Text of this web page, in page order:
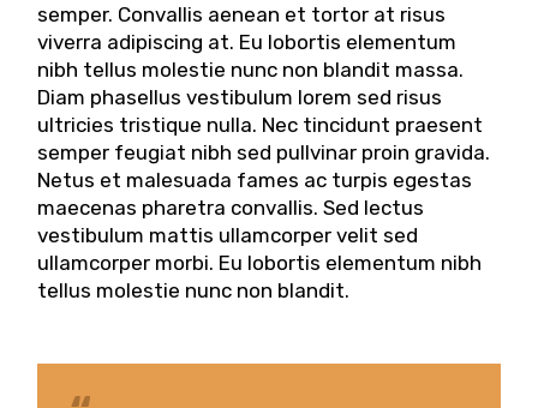
semper. Convallis aenean et tortor at risus
viverra adipiscing at. Eu lobortis elementum
nibh tellus molestie nunc non blandit massa.
Diam phasellus vestibulum lorem sed risus
ultricies tristique nulla. Nec tincidunt praesent
semper feugiat nibh sed pullvinar proin gravida.
Netus et malesuada fames ac turpis egestas
maecenas pharetra convallis. Sed lectus
vestibulum mattis ullamcorper velit sed
ullamcorper morbi. Eu lobortis elementum nibh
tellus molestie nunc non blandit.